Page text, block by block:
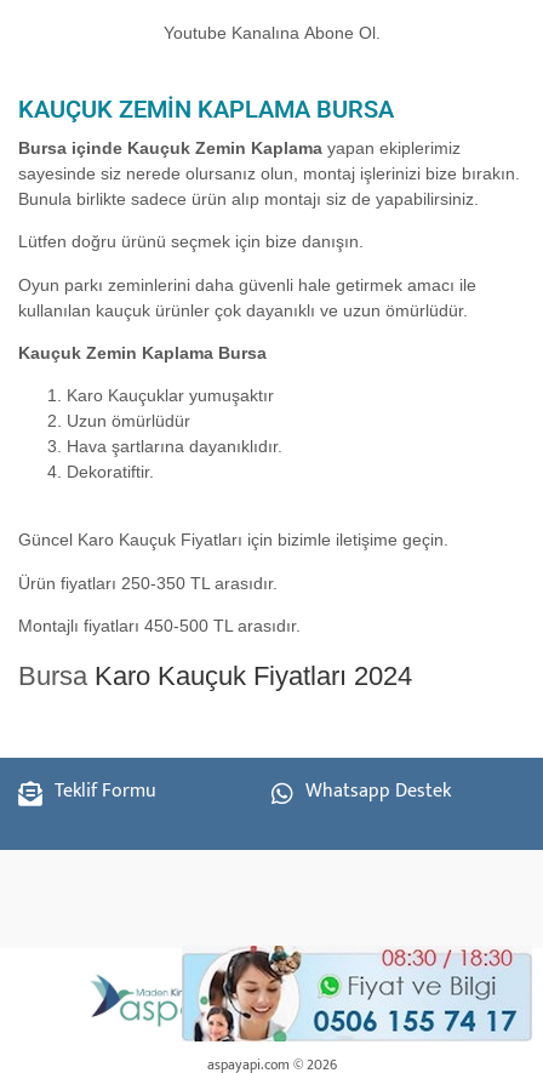
Youtube Kanalına Abone Ol.
KAUÇUK ZEMIN KAPLAMA BURSA
Bursa içinde Kauçuk Zemin Kaplama yapan ekiplerimiz
sayesinde siz nerede olursanız olun, montaj işlerinizi bize bırakın.
Bunula birlikte sadece ürün alıp montajı siz de yapabilirsiniz.
Lütfen doğru ürünü seçmek için bize danışın.
Oyun parkı zeminlerini daha güvenli hale getirmek amacı ile
kullanılan kauçuk ürünler çok dayanıklı ve uzun ömürlüdür.
Kauçuk Zemin Kaplama Bursa
Karo Kauçuklar yumuşaktır
Uzun ömürlüdür
Hava şartlarına dayanıklıdır.
Dekoratiftir.
Güncel Karo Kauçuk Fiyatları için bizimle iletişime geçin.
Ürün fiyatları 250-350 TL arasıdır.
Montajlı fiyatları 450-500 TL arasıdır.
Bursa Karo Kauçuk Fiyatları 2024
Teklif Formu Whatsapp Destek
aspayapi.com © 2026